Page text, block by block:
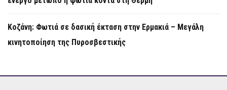
Κοζάνη: Φωτιά σε δασική έκταση στην Ερμακιά – Μεγάλη
κινητοποίηση της Πυροσβεστικής